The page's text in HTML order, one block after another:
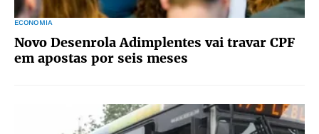
ECONOMIA
Novo Desenrola Adimplentes vai travar CPF
em apostas por seis meses